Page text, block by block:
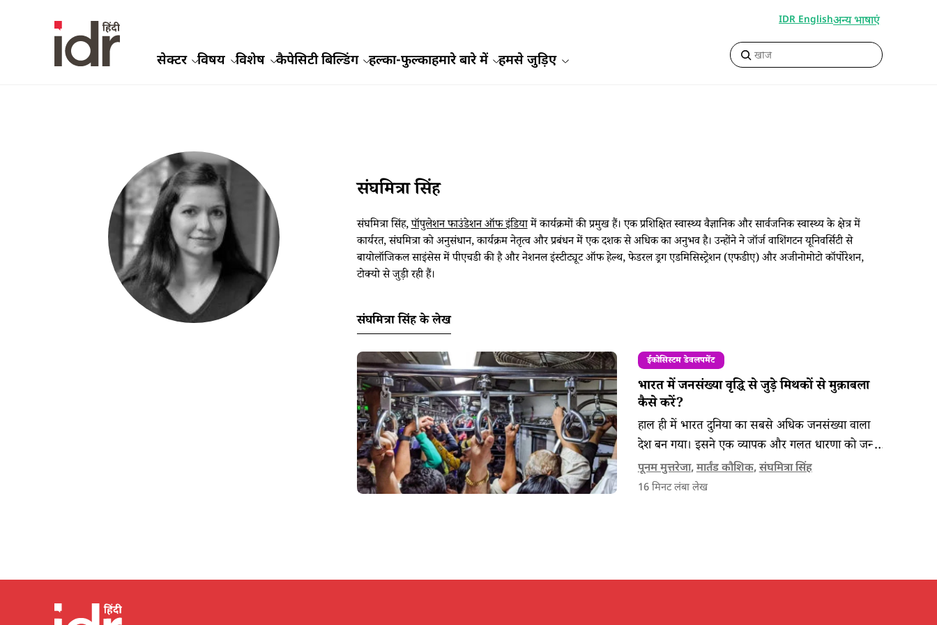
सेक्टर विषय विशेष कैपेसिटी बिल्डिंग हल्का-फुल्काहमारे बारे में हमसे जुड़िए
IDR Englishअन्य भाषाएं
संघमित्रा सिंह
संघमित्रा सिंह,पॉपुलेशन फाउंडेशन ऑफ इंडियामें कार्यक्रमों की प्रमुख हैं। एक प्रशिक्षित स्वास्थ्य वैज्ञानिक और सार्वजनिक स्वास्थ्य के क्षेत्र में
कार्यरत, संघमित्रा को अनुसंधान, कार्यक्रम नेतृत्व और प्रबंधन में एक दशक से अधिक का अनुभव है। उन्होंने ने जॉर्ज वाशिंगटन यूनिवर्सिटी से
बायोलॉजिकल साइंसेस में पीएचडी की है और नेशनल इंस्टीट्यूट ऑफ हेल्थ, फेडरल ड्रग एडमिसिस्ट्रेशन (एफडीए) और अजीनोमोटो कॉर्पोरेशन,
टोक्यो से जुड़ी रही हैं।
संघमित्रा सिंह के लेख
ईकोसिस्टम डेवलपमेंट
भारत में जनसंख्या वृद्धि से जुड़े मिथकों से मुक़ाबला
कैसे करें?
हाल ही में भारत दुनिया का सबसे अधिक जनसंख्या वाला
देश बन गया। इसने एक व्यापक और गलत धारणा को जन्म
दिया है कि भारत की आबादी, संसाधनों की कमी से लेकर
जलवायु परिवर्तन जैसे गंभीर वैश्विक मुद्दों की जड़ है।
पूनम मुत्तरेजा, मार्तंड कौशिक, संघमित्रा सिंह
16मिनट लंबा लेख